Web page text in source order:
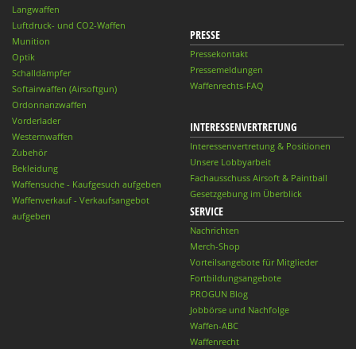
Langwaffen
Luftdruck- und CO2-Waffen
Munition
Optik
Schalldämpfer
Softairwaffen (Airsoftgun)
Ordonnanzwaffen
Vorderlader
Westernwaffen
Zubehör
Bekleidung
Waffensuche - Kaufgesuch aufgeben
Waffenverkauf - Verkaufsangebot
aufgeben
PRESSE
Pressekontakt
Pressemeldungen
Waffenrechts-FAQ
INTERESSENVERTRETUNG
Interessenvertretung & Positionen
Unsere Lobbyarbeit
Fachausschuss Airsoft & Paintball
Gesetzgebung im Überblick
SERVICE
Nachrichten
Merch-Shop
Vorteilsangebote für Mitglieder
Fortbildungsangebote
PROGUN Blog
Jobbörse und Nachfolge
Waffen-ABC
Waffenrecht